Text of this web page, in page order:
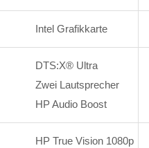
Intel Grafikkarte
DTS:X® Ultra
Zwei Lautsprecher
HP Audio Boost
HP True Vision 1080p